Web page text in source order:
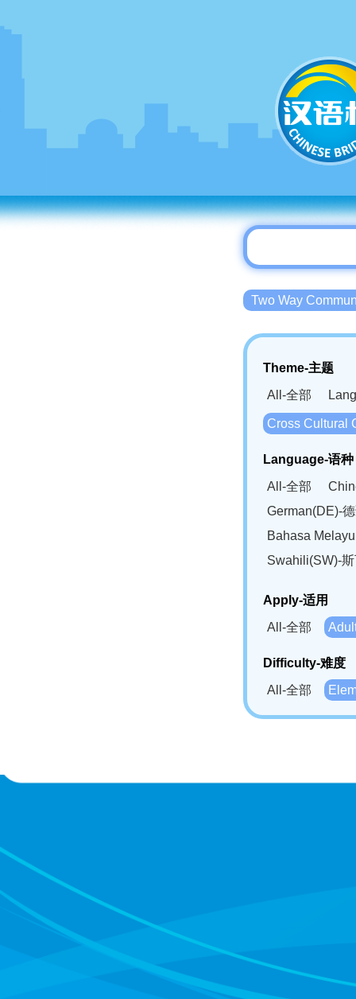
Two Way
Theme-主题
All-全部
Cross Cultural
Language-语种
All-全部
German(DE)-
Bahasa
Swahili(SW)-
Apply-适用
All-全部
Difficulty-难度
All-全部